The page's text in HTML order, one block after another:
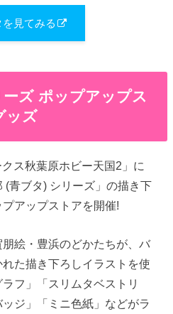
を見てみる
ズ ポップアップス
ッズ
ス秋葉原ホビー天国2」に
(青ブタ) シリーズ」の描き下
アップストアを開催!
絵・豊浜のどかたちが、バ
た描き下ろしイラストを使
フ」「スリムタベストリ
ジ」「ミニ色紙」などがラ